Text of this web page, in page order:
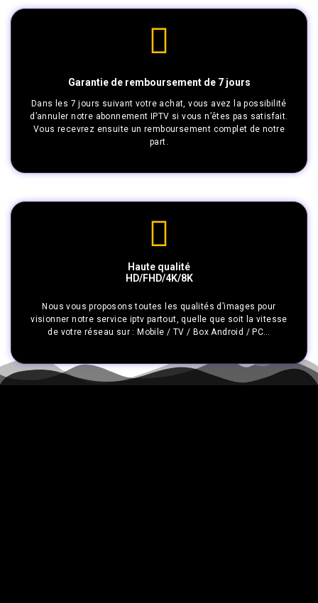
Garantie de remboursement de 7 jours
Dans les 7 jours suivant votre achat, vous avez la possibilité
d’annuler notre abonnement IPTV si vous n’êtes pas satisfait.
Vous recevrez ensuite un remboursement complet de notre
part.
Haute qualité
HD/FHD/4K/8K
Nous vous proposons toutes les qualités d’images pour
visionner notre service iptv partout, quelle que soit la vitesse
de votre réseau sur : Mobile / TV / Box Android / PC…